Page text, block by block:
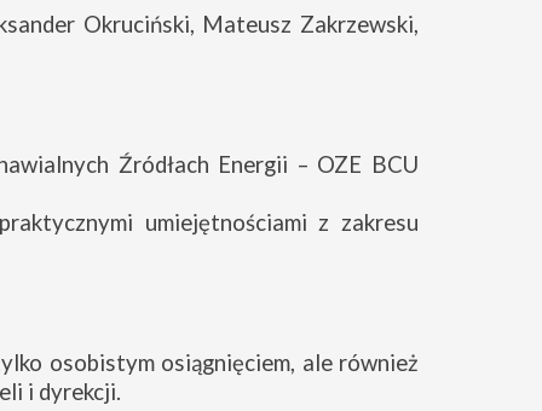
Okruciński, Mateusz Zakrzewski,
Źródłach Energii – OZE BCU
umiejętnościami z zakresu
osobistym osiągnięciem, ale również
i dyrekcji.